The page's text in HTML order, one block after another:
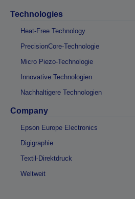
Technologies
Heat-Free Technology
PrecisionCore-Technologie
Micro Piezo-Technologie
Innovative Technologien
Nachhaltigere Technologien
Company
Epson Europe Electronics
Digigraphie
Textil-Direktdruck
Weltweit